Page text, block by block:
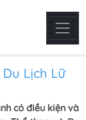
Lịch Lữ
có điều kiện và